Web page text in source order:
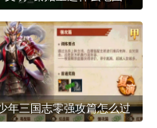
年三国志零强攻篇怎么过